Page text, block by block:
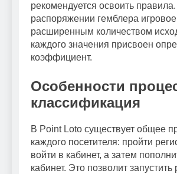
рекомендуется освоить
распоряжении гемблера
расширенным количеством
каждого значения присвоен
коэффициент.
Особенности
классификация
В Point Loto существует общее
каждого посетителя: пройти
войти в кабинет, а затем
кабинет. Это позволит запустить